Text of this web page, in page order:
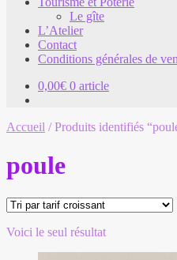
Le gîte
L’Atelier
Contact
Conditions générales de
0,00€ 0 article
Accueil /Produits identifiés
poule
Voici le seul résultat